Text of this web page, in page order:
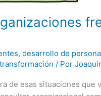
,desarrollo de
transformación / Por
de esas situaciones